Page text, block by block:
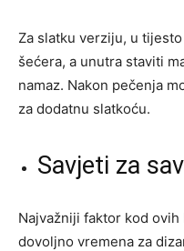
Za slatku verziju, u
šećera, a unutra staviti
namaz. Nakon pečenja
za dodatnu slatkoću.
Savjeti za
Najvažniji faktor kod
dovoljno vremena za